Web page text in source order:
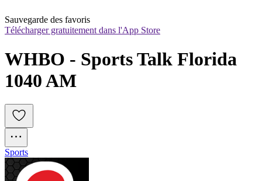
Sauvegarde des favoris
Télécharger gratuitement dans l'App Store
WHBO - Sports Talk Florida
1040 AM
Sports